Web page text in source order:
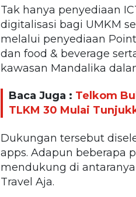
Tak hanya penyediaan
digitalisasi bagi UMKM
melalui penyediaan
dan food & beverage
kawasan Mandalika
Baca Juga : Telkom
TLKM 30 Mulai
Dukungan tersebut
apps. Adapun beberapa
mendukung di
Travel Aja.